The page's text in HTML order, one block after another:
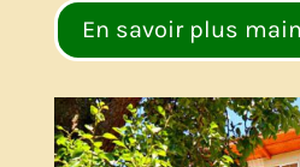
En savoir plus